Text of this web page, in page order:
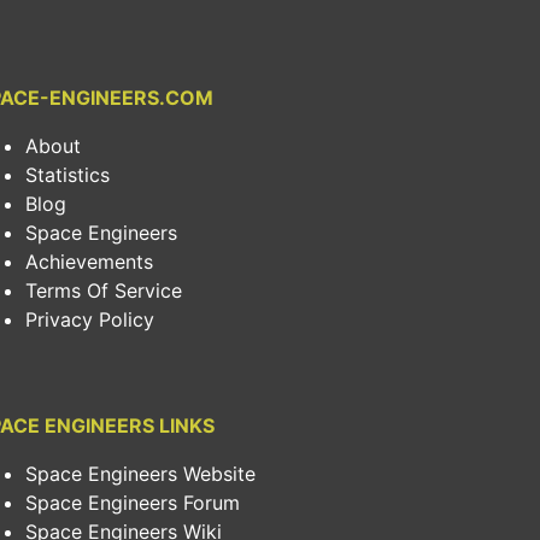
ENGINEERS.COM
About
Statistics
Blog
Space Engineers
Achievements
Terms Of Service
Privacy Policy
ENGINEERS LINKS
Space Engineers Website
Space Engineers Forum
Space Engineers Wiki